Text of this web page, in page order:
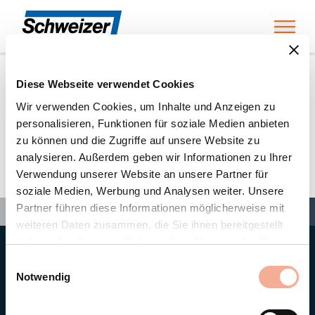
Diese Webseite verwendet Cookies
Wir verwenden Cookies, um Inhalte und Anzeigen zu
personalisieren, Funktionen für soziale Medien anbieten
zu können und die Zugriffe auf unsere Website zu
analysieren. Außerdem geben wir Informationen zu Ihrer
Verwendung unserer Website an unsere Partner für
soziale Medien, Werbung und Analysen weiter. Unsere
Partner führen diese Informationen möglicherweise mit
weiteren Daten zusammen, die Sie ihnen bereitgestellt
haben oder die sie im Rahmen Ihrer Nutzung der Dienste
Notwendig
Home Partners TREND Photovoltaic – Control – Proj
TREND Photovoltaic – Control
– Proj
Search
Search Search
Home» Partners»TREND Photovoltaic – Control – Proj
Ernst Schweizer AG
Bahnhofplatz 11